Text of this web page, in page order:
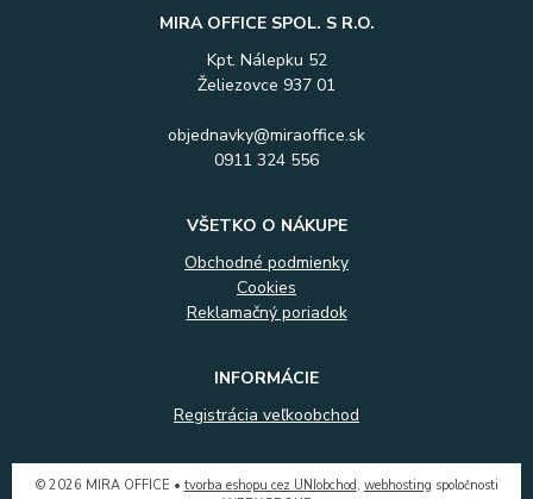
MIRA OFFICE SPOL. S R.O.
Kpt. Nálepku 52
Želiezovce 937 01
objednavky@miraoffice.sk
0911 324 556
VŠETKO O NÁKUPE
Obchodné podmienky
Cookies
Reklamačný poriadok
INFORMÁCIE
Registrácia veľkoobchod
© 2026 MIRA OFFICE • tvorba eshopu cez UNIobchod, webhosting spoločnosti